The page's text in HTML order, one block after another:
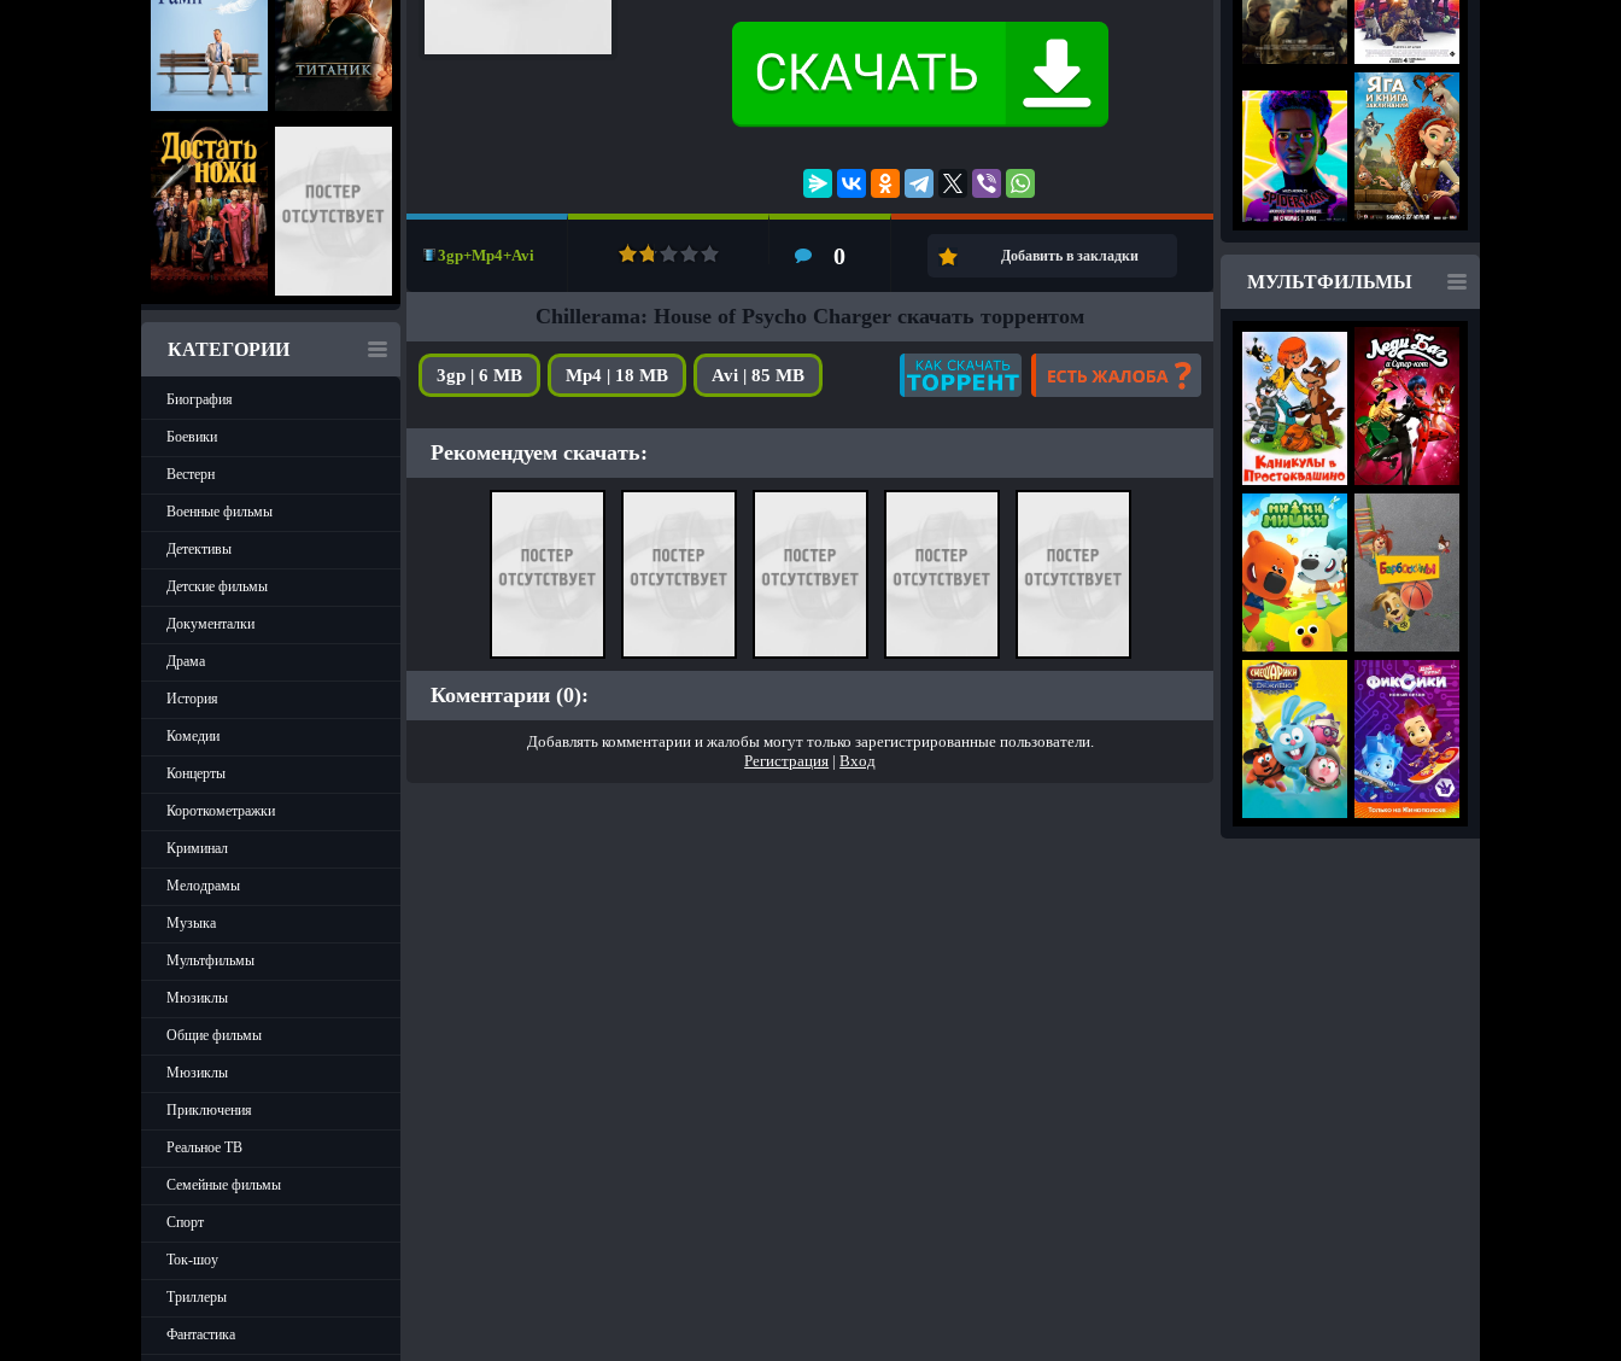
КАТЕГОРИИ
Биография
Боевики
Вестерн
Военные фильмы
Детективы
Детские фильмы
Документалки
Драма
История
Комедии
Концерты
Короткометражки
Криминал
Мелодрамы
Музыка
Мультфильмы
Мюзиклы
Общие фильмы
Мюзиклы
Приключения
Реальное ТВ
Семейные фильмы
Спорт
Ток-шоу
Триллеры
Фантастика
3gp+Mp4+Avi 0 Добавить в закладки
Chillerama: House of Psycho Charger скачать торрентом
3gp | 6 MB Mp4 | 18 MB Avi | 85 MB
Рекомендуем скачать:
Коментарии (0):
Добавлять комментарии и жалобы могут только зарегистрированные пользователи.
Регистрация |Вход
МУЛЬТФИЛЬМЫ